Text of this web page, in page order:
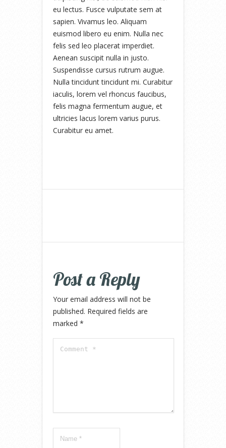
eu lectus. Fusce vulputate sem at
sapien. Vivamus leo. Aliquam
euismod libero eu enim. Nulla nec
felis sed leo placerat imperdiet.
Aenean suscipit nulla in justo.
Suspendisse cursus rutrum augue.
Nulla tincidunt tincidunt mi. Curabitur
iaculis, lorem vel rhoncus faucibus,
felis magna fermentum augue, et
ultricies lacus lorem varius purus.
Curabitur eu amet.
Post a Reply
Your email address will not be
published. Required fields are
marked *